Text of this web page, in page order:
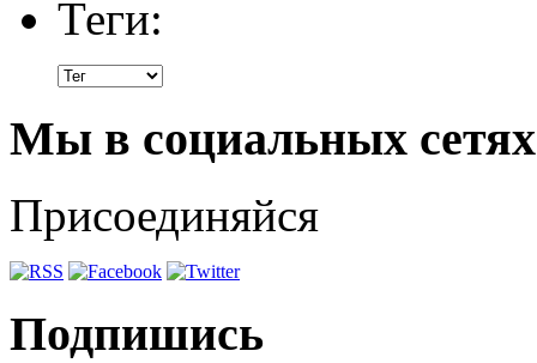
Теги:
Мы в социальных сетях
Присоединяйся
Подпишись